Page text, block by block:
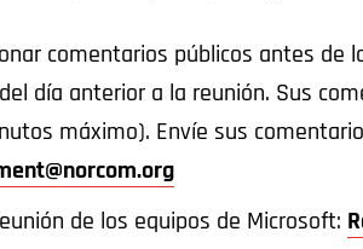
comentarios públicos antes de
día anterior a la reunión. Sus
máximo). Envíe sus
de los equipos de Microsoft: